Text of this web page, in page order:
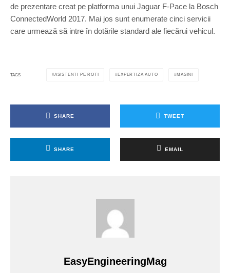
de prezentare creat pe platforma unui Jaguar F-Pace la Bosch
ConnectedWorld 2017. Mai jos sunt enumerate cinci servicii
care urmează să intre în dotările standard ale fiecărui vehicul.
TAGS ASISTENTI PE ROTI EXPERTIZA AUTO MASINI
SHARE TWEET
SHARE EMAIL
EasyEngineeringMag